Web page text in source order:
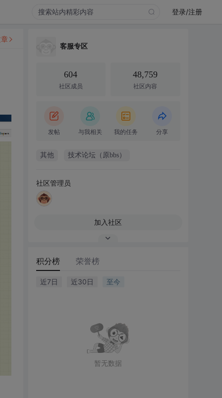
登录/注册
客服专区
604
社区成员
48,759
社区内容
发帖 与我相关 我的任务 分享
其他 技术论坛（原bbs）
社区管理员
加入社区
积分榜 荣誉榜
近7日 近30日 至今
暂无数据